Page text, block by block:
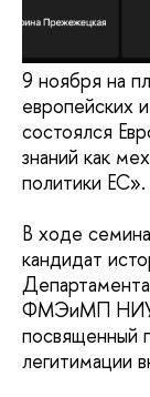
9 ноября на
европейских
состоялся
знаний как
политики ЕС».
В ходе
кандидат
ФМЭиМП НИУ
посвященный
легитимации